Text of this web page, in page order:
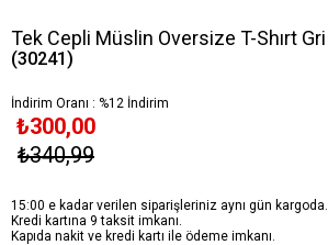
Tek Cepli Müslin Oversize T-Shırt Gri
(30241)
İndirim Oranı : %12 İndirim
₺340,99
₺300,00
15:00 e kadar verilen siparişleriniz aynı gün kargoda.
Kredi kartına 9 taksit imkanı.
Kapıda nakit ve kredi kartı ile ödeme imkanı.